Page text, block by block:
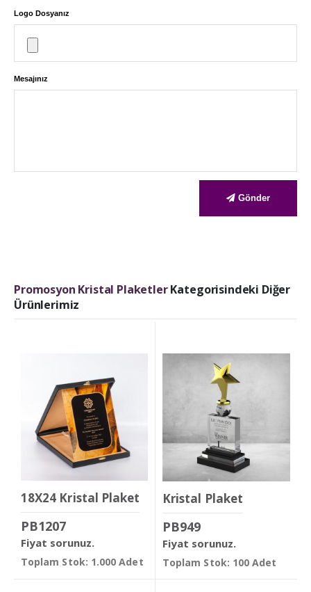
Logo Dosyanız
Mesajınız
Gönder
Promosyon Kristal PlaketlerKategorisindeki Diğer
Ürünlerimiz
18X24 Kristal Plaket
PB1207
Fiyat sorunuz.
Toplam Stok: 1.000 Adet
Kristal Plaket
PB949
Fiyat sorunuz.
Toplam Stok: 100 Adet